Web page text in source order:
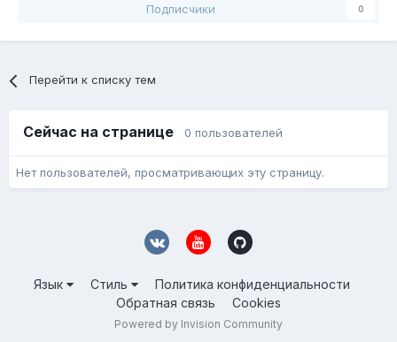
Подписчики 0
Перейти к списку тем
Сейчас на странице 0 пользователей
Нет пользователей, просматривающих эту страницу.
Язык Стиль
Политика конфиденциальности
Обратная связь
Cookies
Powered by Invision Community